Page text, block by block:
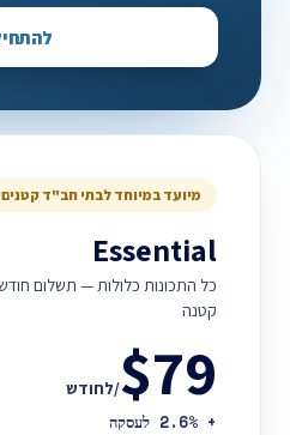
מיועד במיוחד לבתי חב"ד
Essential
כל התכונות כלולות — תשלום
קטנה
$79/לחודש
+ 2.6% לעסקה